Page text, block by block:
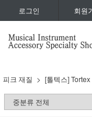
로그인 회원
피크 재질 [톨텍스] Tortex